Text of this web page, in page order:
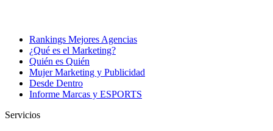
Rankings Mejores Agencias
¿Qué es el Marketing?
Quién es Quién
Mujer Marketing y Publicidad
Desde Dentro
Informe Marcas y ESPORTS
Servicios